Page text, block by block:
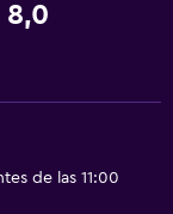
8,0
de las 11:00